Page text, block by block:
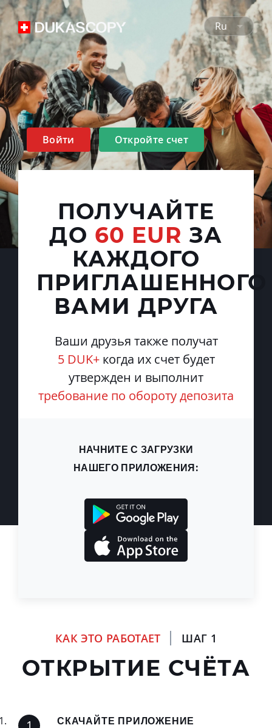
Войти Откройте счет
Ru
ПОЛУЧАЙТЕ
ДО 60 EUR ЗА
КАЖДОГО
ПРИГЛАШЕННОГО
ВАМИ ДРУГА
Ваши друзья также получат
5 DUK+когда их счет будет
утвержден и выполнит
требование по обороту депозита
НАЧНИТЕ С ЗАГРУЗКИ
НАШЕГО ПРИЛОЖЕНИЯ:
КАК ЭТО РАБОТАЕТ ШАГ 1
ОТКРЫТИЕ СЧЁТА
СКАЧАЙТЕ ПРИЛОЖЕНИЕ